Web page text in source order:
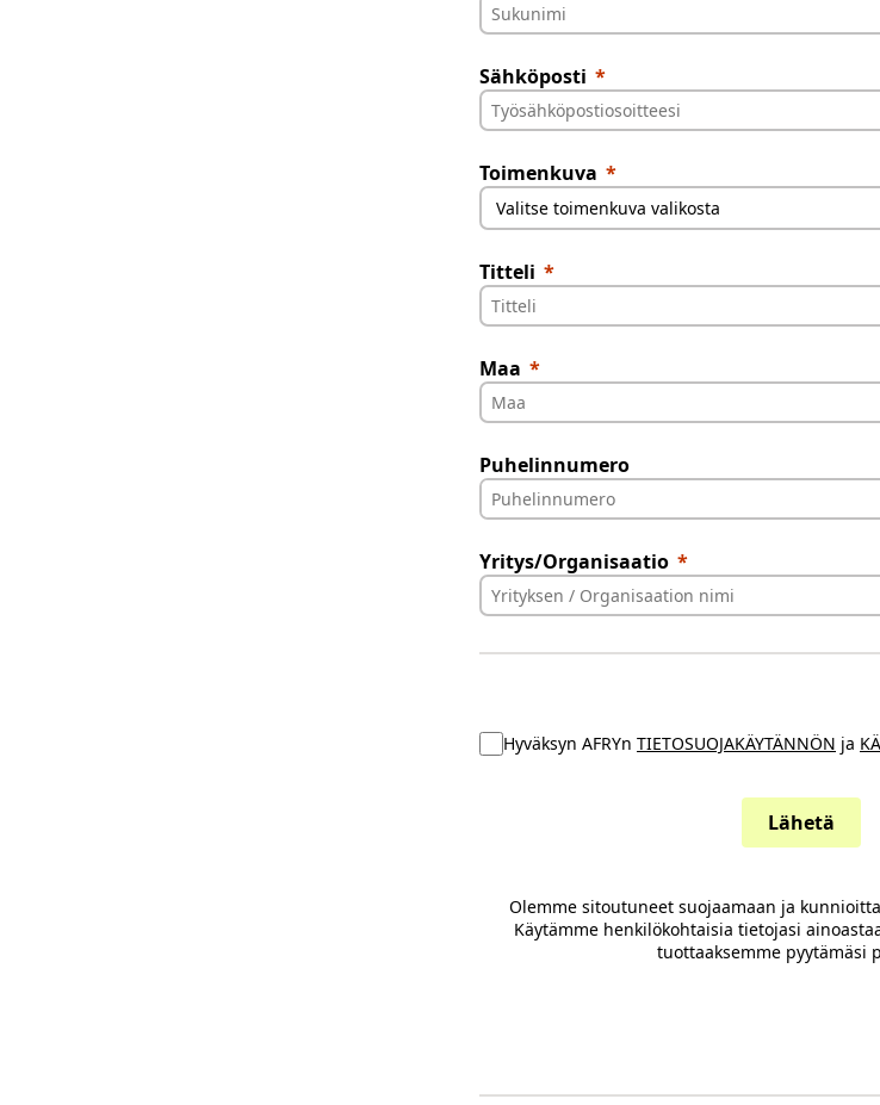
Sähköposti
Toimenkuva
Titteli
Maa
Puhelinnumero
Yritys/Organisaatio
Hyväksyn AFRYn TIETOSUOJAKÄYTÄNNÖN ja
Lähetä
Olemme sitoutuneet suojaamaan ja
Käytämme henkilökohtaisia tietojasi
tuottaaksemme pyytämäsi